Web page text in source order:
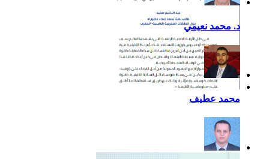
إضافية لدعم القوة الناعمة
للصين في أمريكا اللاتينية
د. محمد نعيمي
محمد عطيف